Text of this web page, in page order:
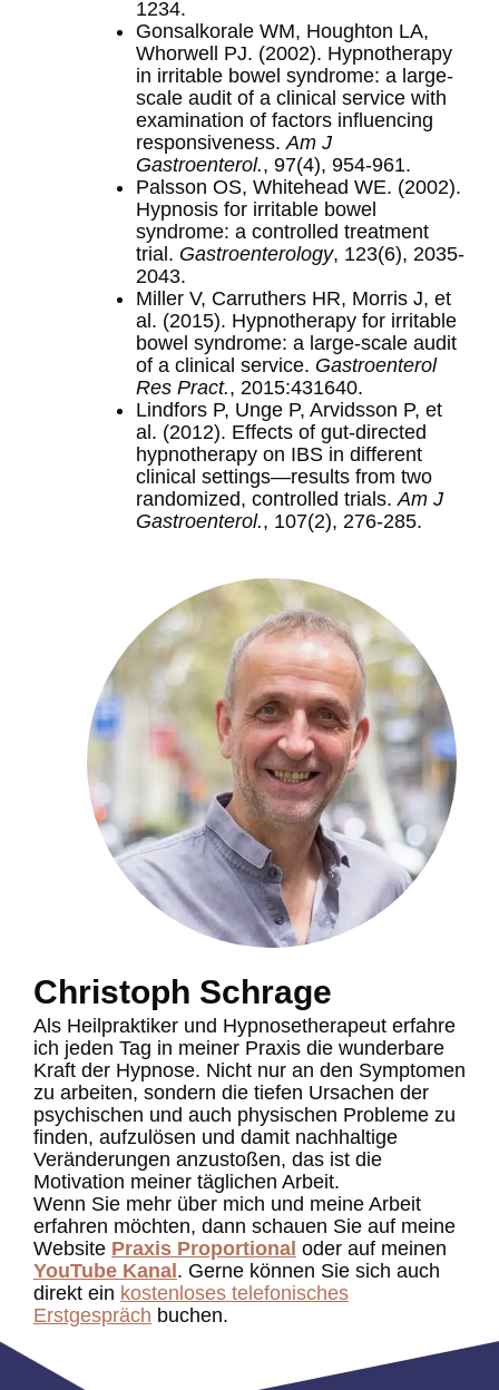
1234.
Gonsalkorale WM, Houghton LA,
Whorwell PJ. (2002). Hypnotherapy
in irritable bowel syndrome: a large-
scale audit of a clinical service with
examination of factors influencing
responsiveness.Am J
Gastroenterol., 97(4), 954-961.
Palsson OS, Whitehead WE. (2002).
Hypnosis for irritable bowel
syndrome: a controlled treatment
trial. Gastroenterology, 123(6), 2035-
2043.
Miller V, Carruthers HR, Morris J, et
al. (2015). Hypnotherapy for irritable
bowel syndrome: a large-scale audit
of a clinical service. Gastroenterol
Res Pract., 2015:431640.
Lindfors P, Unge P, Arvidsson P, et
al. (2012). Effects of gut-directed
hypnotherapy on IBS in different
clinical settings—results from two
randomized, controlled trials.Am J
Gastroenterol., 107(2), 276-285.
Christoph Schrage
Als Heilpraktiker und Hypnosetherapeut erfahre
ich jeden Tag in meiner Praxis die wunderbare
Kraft der Hypnose. Nicht nur an den Symptomen
zu arbeiten, sondern die tiefen Ursachen der
psychischen und auch physischen Probleme zu
finden, aufzulösen und damit nachhaltige
Veränderungen anzustoßen, das ist die
Motivation meiner täglichen Arbeit.
Wenn Sie mehr über mich und meine Arbeit
erfahren möchten, dann schauen Sie auf meine
Website Praxis Proportional oder auf meinen
YouTube Kanal . Gerne können Sie sich auch
direkt ein kostenloses telefonisches
Erstgespräch buchen.